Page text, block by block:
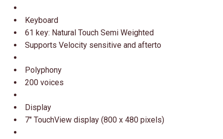
Keyboard
61 key: Natural Touch Semi Weighted
Supports Velocity sensitive and afterto
Polyphony
200 voices
Display
7″ TouchView display (800 x 480 pixels)